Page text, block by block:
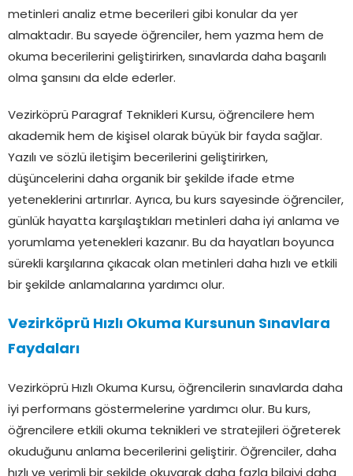
metinleri analiz etme becerileri gibi konular da yer
almaktadır. Bu sayede öğrenciler, hem yazma hem de
okuma becerilerini geliştirirken, sınavlarda daha başarılı
olma şansını da elde ederler.
Vezirköprü Paragraf Teknikleri Kursu, öğrencilere hem
akademik hem de kişisel olarak büyük bir fayda sağlar.
Yazılı ve sözlü iletişim becerilerini geliştirirken,
düşüncelerini daha organik bir şekilde ifade etme
yeteneklerini artırırlar. Ayrıca, bu kurs sayesinde öğrenciler,
günlük hayatta karşılaştıkları metinleri daha iyi anlama ve
yorumlama yetenekleri kazanır. Bu da hayatları boyunca
sürekli karşılarına çıkacak olan metinleri daha hızlı ve etkili
bir şekilde anlamalarına yardımcı olur.
Vezirköprü Hızlı Okuma Kursunun Sınavlara
Faydaları
Vezirköprü Hızlı Okuma Kursu, öğrencilerin sınavlarda daha
iyi performans göstermelerine yardımcı olur. Bu kurs,
öğrencilere etkili okuma teknikleri ve stratejileri öğreterek
okuduğunu anlama becerilerini geliştirir. Öğrenciler, daha